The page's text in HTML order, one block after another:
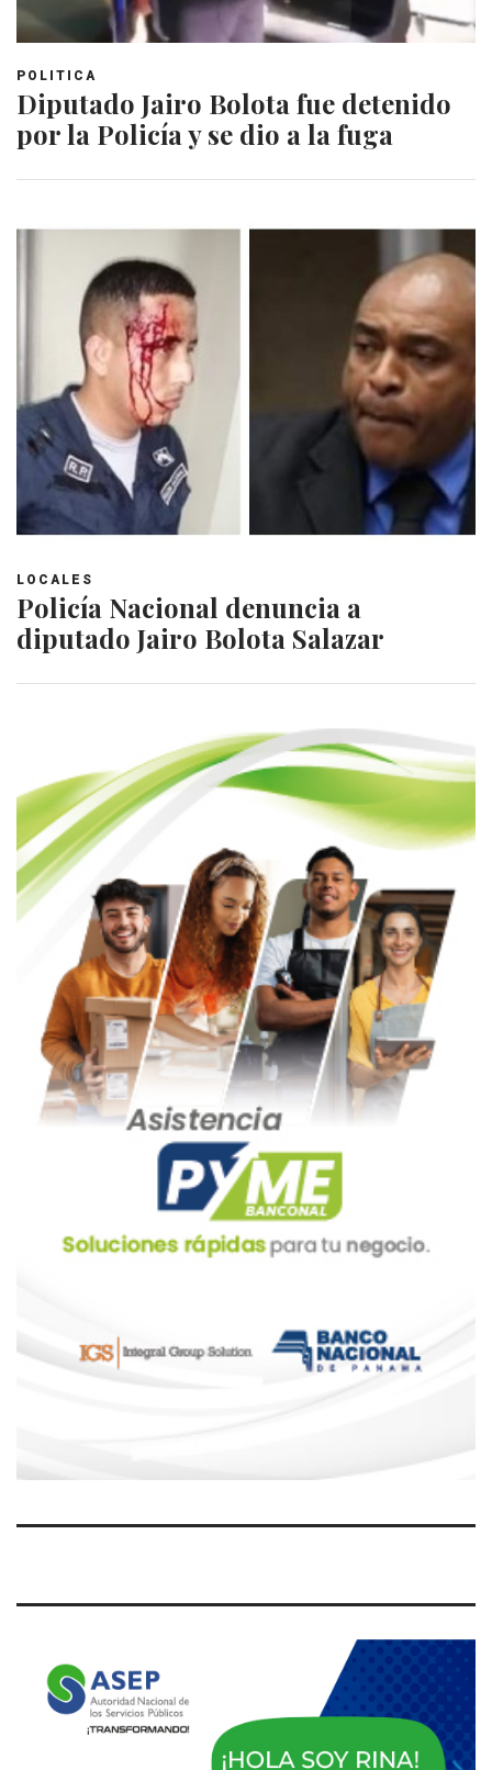
POLITICA
Diputado Jairo Bolota fue detenido
por la Policía y se dio a la fuga
LOCALES
Policía Nacional denuncia a
diputado Jairo Bolota Salazar